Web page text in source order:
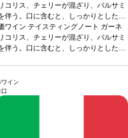
リス、チェリーが混ざり、バルサミ
伴う。口に含むと、しっかりとしたス
。合う料理 葡萄品種ネレッロ・マス
ンテージが在庫切れの場合、在庫が
テージに変更されます、ご了承くださ
ワイン テイスティングノート ガーネ
リス、チェリーが混ざり、バルサミ
伴う。口に含むと、しっかりとしたス
テージに変更されます、ご了承くださ
ワイン
口